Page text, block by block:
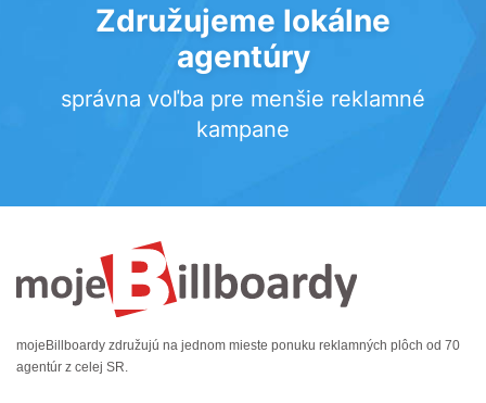
Združujeme lokálne
agentúry
správna voľba pre menšie reklamné
kampane
mojeBillboardy združujú na jednom mieste ponuku reklamných plôch od 70
agentúr z celej SR.